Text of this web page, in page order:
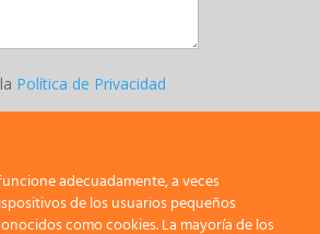
Política de Privacidad
de Trabajadores y Trabajadoras de la
adecuadamente, a veces
de los usuarios pequeños
como cookies. La mayoría de los